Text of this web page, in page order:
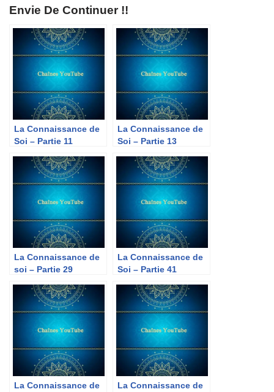
Envie De Continuer !!
La Connaissance de
Soi – Partie 11
La Connaissance de
Soi – Partie 13
La Connaissance de
soi – Partie 29
La Connaissance de
Soi – Partie 41
La Connaissance de
La Connaissance de